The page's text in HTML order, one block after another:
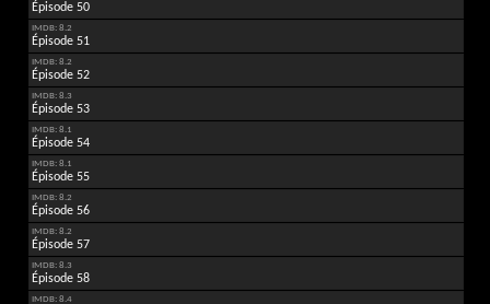
Épisode 50
IMDB: 8.2
Épisode 51
IMDB: 8.2
Épisode 52
IMDB: 8.3
Épisode 53
IMDB: 8.1
Épisode 54
IMDB: 8.1
Épisode 55
IMDB: 8.2
Épisode 56
IMDB: 8.2
Épisode 57
IMDB: 8.3
Épisode 58
IMDB: 8.4